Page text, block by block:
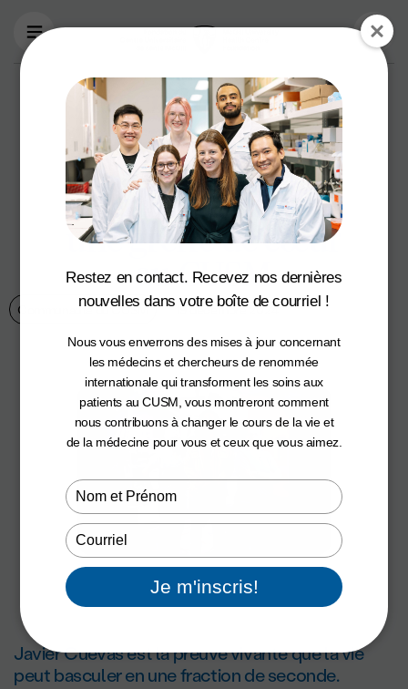
Aller au contenu principal
Javier Cuevas : de
triathlète
olympique à
survivant, grâce à
une greffe de cœur
au CUSM
Communauté du CUSM 19 decembre 2024
Javier Cuevas est la preuve vivante que la vie
peut basculer en une fraction de seconde.
Restez en contact. Recevez nos dernières
nouvelles dans votre boîte de courriel !
Nous vous enverrons des mises à jour concernant
les médecins et chercheurs de renommée
internationale qui transforment les soins aux
patients au CUSM, vous montreront comment
nous contribuons à changer le cours de la vie et
de la médecine pour vous et ceux que vous aimez.
Type
your
name
Type
your
email
Je m'inscris!